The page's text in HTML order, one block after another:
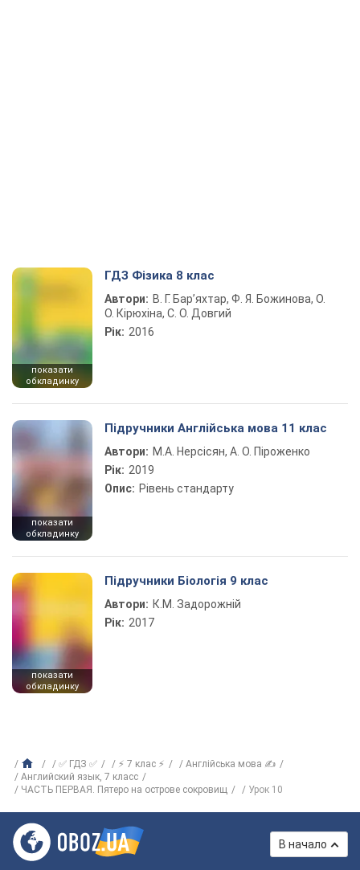
показати
обкладинку
ГДЗ Фізика 8 клас
Автори: В. Г. Бар’яхтар, Ф. Я. Божинова, О.
О. Кірюхіна, С. О. Довгий
Рік: 2016
показати
обкладинку
Підручники Англійська мова 11 клас
Автори: М.А. Нерсісян, А. О. Піроженко
Рік: 2019
Опис: Рівень стандарту
показати
обкладинку
Підручники Біологія 9 клас
Автори: К.М. Задорожній
Рік: 2017
✅ ГДЗ ✅ ⚡ 7 клас ⚡
Англійська мова ✍
Английский язык, 7 класс
ЧАСТЬ ПЕРВАЯ. Пятеро на острове сокровищ
Урок 10
В начало